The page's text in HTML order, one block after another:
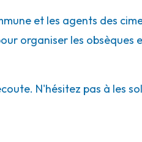
et les agents des
organiser les obsèques
N'hésitez pas à les